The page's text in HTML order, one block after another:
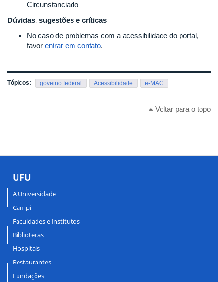
Circunstanciado
Dúvidas, sugestões e críticas
No caso de problemas com a acessibilidade do portal,
favor entrar em contato.
Tópicos: governo federal Acessibilidade e-MAG
Voltar para o topo
UFU
A Universidade
Campi
Faculdades e Institutos
Bibliotecas
Hospitais
Restaurantes
Fundações